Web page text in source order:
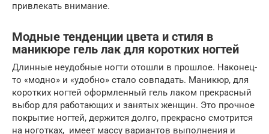
привлекать внимание.
Модные тенденции цвета и стиля в
маникюре гель лак для коротких ногтей
Длинные неудобные ногти отошли в прошлое. Наконец-
то «модно» и «удобно» стало совпадать. Маникюр, для
коротких ногтей оформленный гель лаком прекрасный
выбор для работающих и занятых женщин. Это прочное
покрытие ногтей, держится долго, прекрасно смотрится
на ноготках, имеет массу вариантов выполнения и